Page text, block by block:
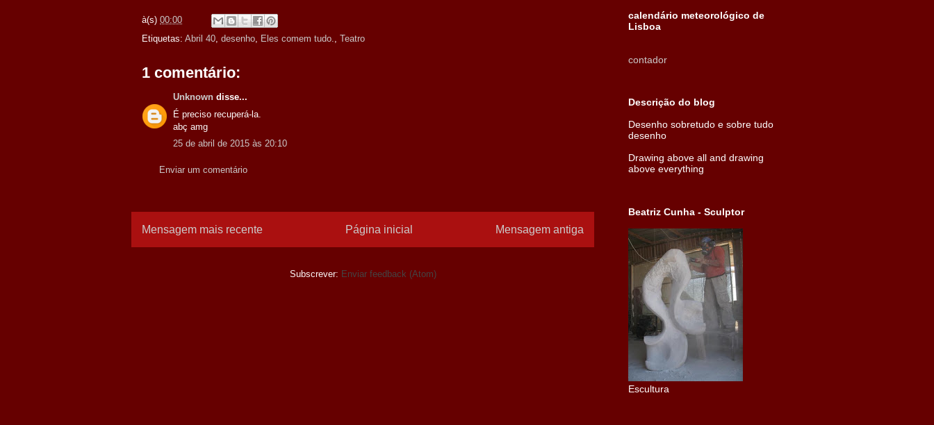
à(s) 00:00
Etiquetas: Abril 40, desenho, Eles comem tudo., Teatro
1 comentário:
Unknown disse...
É preciso recuperá-la.
abç amg
25 de abril de 2015 às 20:10
Enviar um comentário
Mensagem mais recente Mensagem antiga
Página inicial
Subscrever: Enviar feedback (Atom)
calendário meteorológico de
Lisboa
contador
Descrição do blog
Desenho sobretudo e sobre tudo
desenho
Drawing above all and drawing
above everything
Beatriz Cunha - Sculptor
Escultura